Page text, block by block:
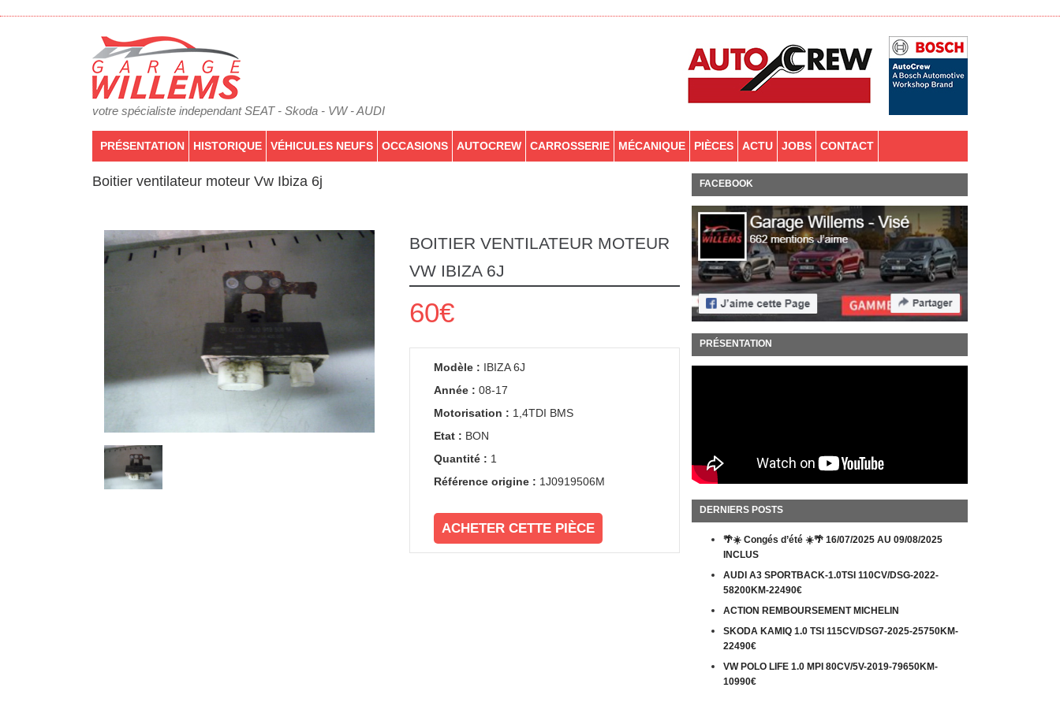
votre spécialiste independant SEAT - Skoda - VW - AUDI
PRÉSENTATION HISTORIQUE VÉHICULES NEUFS OCCASIONS AUTOCREW CARROSSERIE MÉCANIQUE PIÈCES ACTU JOBS CONTACT
Boitier ventilateur moteur Vw Ibiza 6j
BOITIER VENTILATEUR MOTEUR
VW IBIZA 6J
60€
Modèle : IBIZA 6J
Année : 08-17
Motorisation : 1,4TDI BMS
Etat : BON
Quantité : 1
Référence origine : 1J0919506M
ACHETER CETTE PIÈCE
FACEBOOK
PRÉSENTATION
DERNIERS POSTS
🌴☀️ Congés d’été ☀️🌴 16/07/2025 AU 09/08/2025
INCLUS
AUDI A3 SPORTBACK-1.0TSI 110CV/DSG-2022-
58200KM-22490€
ACTION REMBOURSEMENT MICHELIN
SKODA KAMIQ 1.0 TSI 115CV/DSG7-2025-25750KM-
22490€
VW POLO LIFE 1.0 MPI 80CV/5V-2019-79650KM-
10990€